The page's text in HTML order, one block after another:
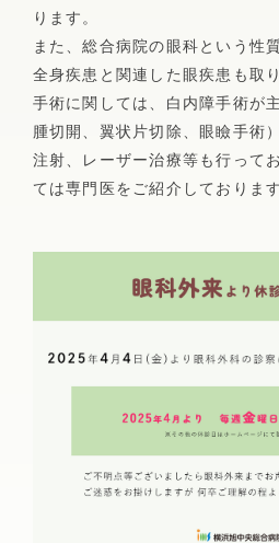
入院中の過ごし方
ご面会について
個室のご案内
一般健診(雇用時･定期)
横浜市民健診･がん検診
腎臓内科・血液浄化療法センター
糖尿病内分泌内科
アレルギー・リウマチ膠原病・感染症内科
消化器外科
肛門外科(肛門疾患・排便機能外来)
個人情報保護方針
倫理委員会
部署案内
看護部
リハビリテーションセンター
栄養科
がん化学療法に関して
外来担当表
ります。
また、総合病院の眼科という性
全身疾患と関連した眼疾患も取
手術に関しては、白内障手術が
腫切開、翼状片切除、眼瞼手術
注射、レーザー治療等も行って
ては専門医をご紹介しております